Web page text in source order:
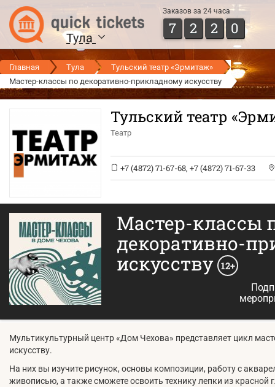
Тула
Заказов за 24 часа
7 2 2 0
Главная Тула
Тульский театр «Эрмитаж»
Мастер-классы по декоративно-прикладному искусству
Тульский театр
Театр
+7 (4872) 71-67-68, +7 (4872) 71-67-33
Мастер-классы
декоративно-
искусству 12+
Мультикультурный центр «Дом Чехова» представляет цикл
искусству.
На них вы изучите рисунок, основы композиции, работу с
живописью, а также сможете освоить технику лепки из красной